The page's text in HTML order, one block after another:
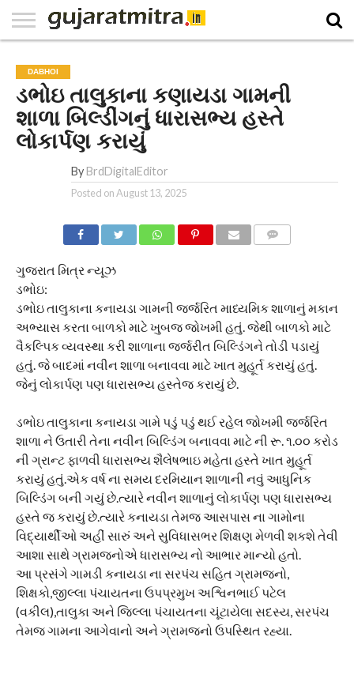
PAPER
NATIONAL
WORLD
BUSINESS
SPORTS
GUJARAT
OPINION
MORE
DABHOI
ડભોઇ તાલુકાના કણાયડા ગામની
શાળા બિલ્ડીંગનું ધારાસભ્ય હસ્તે
લોકાર્પણ કરાયું
By BrdDigitalEditor
Posted onAugust 13, 2025
ગુજરાત મિત્ર ન્યૂઝ
ડભોઇ:
ડભોઇ તાલુકાના કનાયડા ગામની જર્જરિત માધ્યમિક શાળાનું મકાન
અભ્યાસ કરતા બાળકો માટે ખુબજ જોખમી હતું. જેથી બાળકો માટે
વૈકલ્પિક વ્યવસ્થા કરી શાળાના જર્જરીત બિલ્ડિંગને તોડી પડાયું
હતું. જે બાદમાં નવીન શાળા બનાવવા માટે ખાત મુહૂર્ત કરાયું હતું.
જેનું લોકાર્પણ પણ ધારાસભ્ય હસ્તેજ કરાયું છે.
ડભોઇ તાલુકાના કનાયડા ગામે પડું પડું થઈ રહેલ જોખમી જર્જરિત
શાળા ને ઉતારી તેના નવીન બિલ્ડિંગ બનાવવા માટે ની રૂ. ૧.૦૦ કરોડ
ની ગ્રાન્ટ ફાળવી ધારાસભ્ય શૈલેષભાઇ મહેતા હસ્તે ખાત મુહૂર્ત
કરાયું હતું.એક વર્ષ ના સમય દરમિયાન શાળાની નવું આધુનિક
બિલ્ડિંગ બની ગયું છે.ત્યારે નવીન શાળાનું લોકાર્પણ પણ ધારાસભ્ય
હસ્તે જ કરાયું છે.ત્યારે કનાયડા તેમજ આસપાસ ના ગામોના
વિદ્યાર્થીઓ અહીં સારું અને સુવિધાસભર શિક્ષણ મેળવી શકશે તેવી
આશા સાથે ગ્રામજનોએ ધારાસભ્ય નો આભાર માન્યો હતો.
આ પ્રસંગે ગામડી કનાયડા ના સરપંચ સહિત ગ્રામજનો,
શિક્ષકો,જીલ્લા પંચાયતના ઉપપ્રમુખ અશ્વિનભાઈ પટેલ
(વકીલ),તાલુકા અને જિલ્લા પંચાયતના ચૂંટાયેલા સદસ્ય, સરપંચ
તેમજ ગામના આગેવાનો અને ગ્રામજનો ઉપસ્થિત રહ્યા.